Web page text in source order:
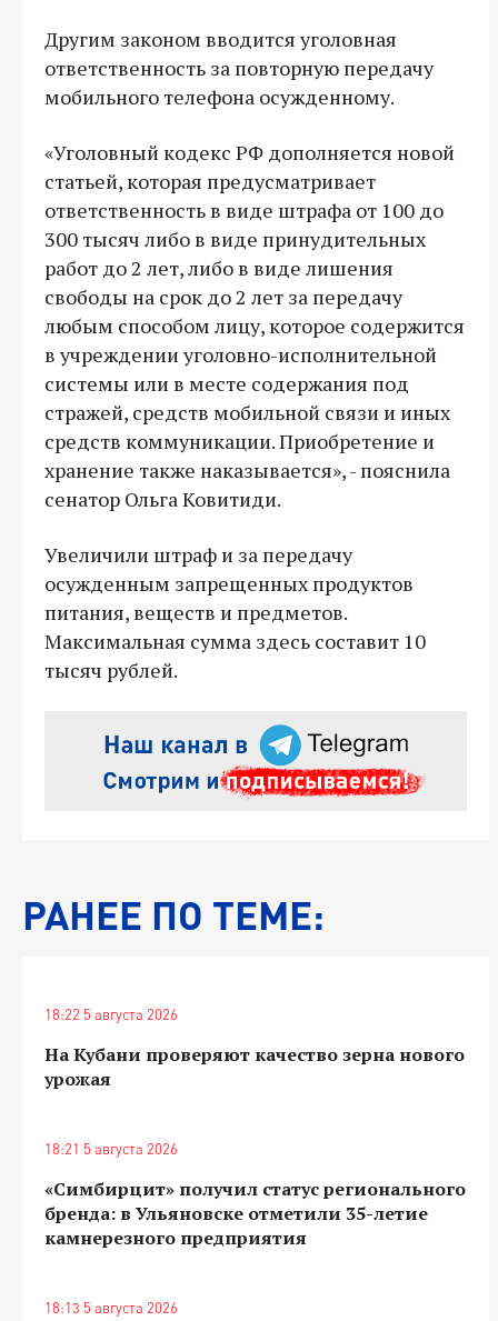
Другим законом вводится уголовная
ответственность за повторную передачу
мобильного телефона осужденному.
«Уголовный кодекс РФ дополняется новой
статьей, которая предусматривает
ответственность в виде штрафа от 100 до
300 тысяч либо в виде принудительных
работ до 2 лет, либо в виде лишения
свободы на срок до 2 лет за передачу
любым способом лицу, которое содержится
в учреждении уголовно-исполнительной
системы или в месте содержания под
стражей, средств мобильной связи и иных
средств коммуникации. Приобретение и
хранение также наказывается», - пояснила
сенатор Ольга Ковитиди.
Увеличили штраф и за передачу
осужденным запрещенных продуктов
питания, веществ и предметов.
Максимальная сумма здесь составит 10
тысяч рублей.
РАНЕЕ ПО ТЕМЕ:
18:22 5 августа 2026
На Кубани проверяют качество зерна нового
урожая
18:21 5 августа 2026
«Симбирцит» получил статус регионального
бренда: в Ульяновске отметили 35-летие
камнерезного предприятия
18:13 5 августа 2026